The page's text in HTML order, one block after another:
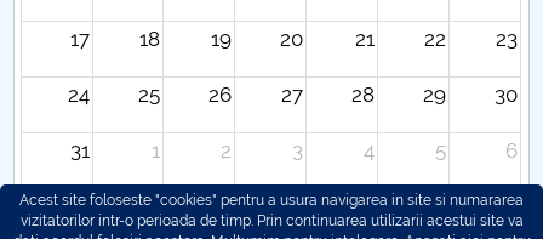
17 18 19 20 21 22 23
24 25 26 27 28 29 30
31 1 2 3 4 5 6
Acest site foloseste "cookies" pentru a usura navigarea in site si numararea
vizitatorilor intr-o perioada de timp. Prin continuarea utilizarii acestui site va